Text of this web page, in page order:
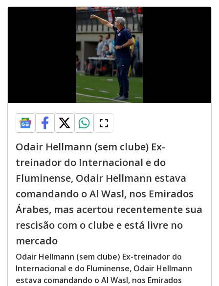
Odair Hellmann (sem clube) Ex-
treinador do Internacional e do
Fluminense, Odair Hellmann estava
comandando o Al Wasl, nos Emirados
Árabes, mas acertou recentemente sua
rescisão com o clube e está livre no
mercado
Odair Hellmann (sem clube) Ex-treinador do
Internacional e do Fluminense, Odair Hellmann
estava comandando o Al Wasl, nos Emirados